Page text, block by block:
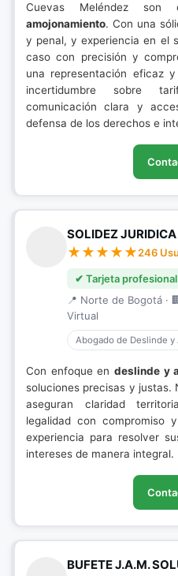
Cuevas Meléndez
amojonamiento. Con una
y penal, y experiencia en el
caso con precisión y
una representación eficaz
incertidumbre sobre
comunicación clara y
defensa de los derechos e
SOLIDEZ
246
✔ Tarjeta
📍 Norte de Bogotá ·
Virtual
Abogado de Deslinde
Con enfoque en deslinde y
soluciones precisas y justas.
aseguran claridad
legalidad con compromiso
experiencia para resolver
intereses de manera integral.
BUFETE J.A.M.